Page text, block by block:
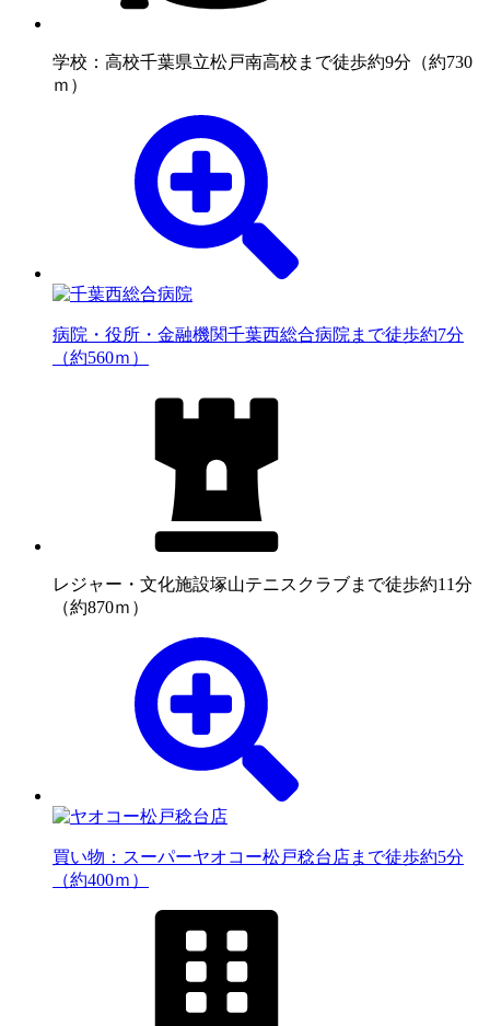
学校：高校千葉県立松戸南高校まで徒歩約9分（約730
ｍ）
病院・役所・金融機関千葉西総合病院まで徒歩約7分
（約560ｍ）
レジャー・文化施設塚山テニスクラブまで徒歩約11分
（約870ｍ）
買い物：スーパーヤオコー松戸稔台店まで徒歩約5分
（約400ｍ）